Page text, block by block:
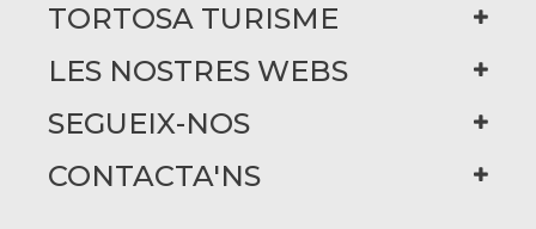
TORTOSA TURISME
LES NOSTRES WEBS
SEGUEIX-NOS
CONTACTA'NS